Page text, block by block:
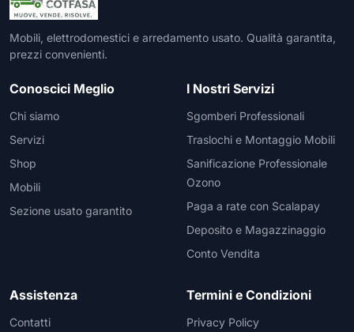
Mobili, elettrodomestici e arredamento usato. Qualità garantita,
prezzi convenienti.
Conoscici Meglio
Chi siamo
Servizi
Shop
Mobili
Sezione usato garantito
I Nostri Servizi
Sgomberi Professionali
Traslochi e Montaggio Mobili
Sanificazione Professionale
Ozono
Paga a rate con Scalapay
Deposito e Magazzinaggio
Conto Vendita
Assistenza
Contatti
Termini e Condizioni
Privacy Policy